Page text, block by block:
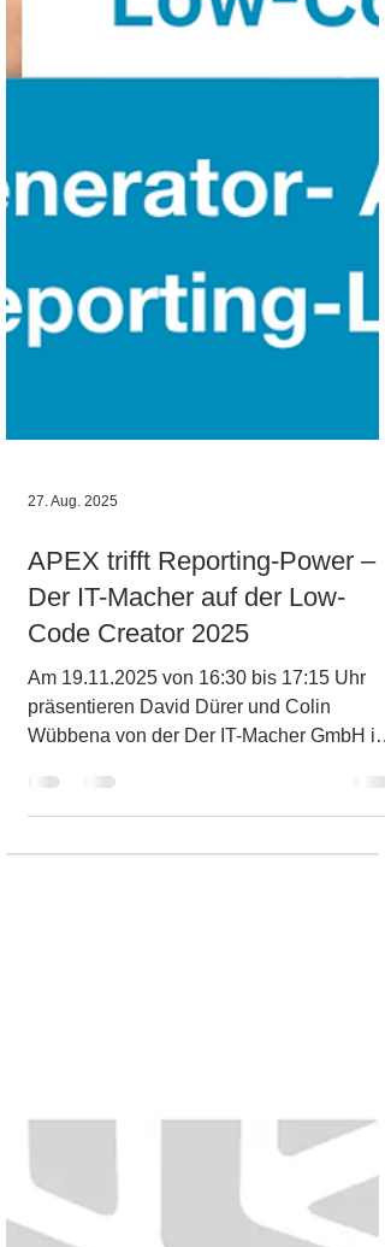
APEX trifft Reporting-Power –
Der IT-Macher auf der Low-
Code Creator 2025
Am 19.11.2025 von 16:30 bis 17:15 Uhr
Wübbena von der Der IT-Macher GmbH im